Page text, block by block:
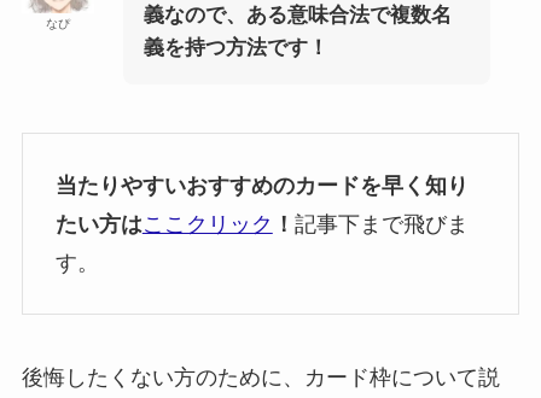
なぴ
義なので、ある意味合法で複数名
義を持つ方法です！
当たりやすいおすすめのカードを早く知り
たい方はここクリック ！ 記事下まで飛びま
す。
後悔したくない方のために、カード枠について説